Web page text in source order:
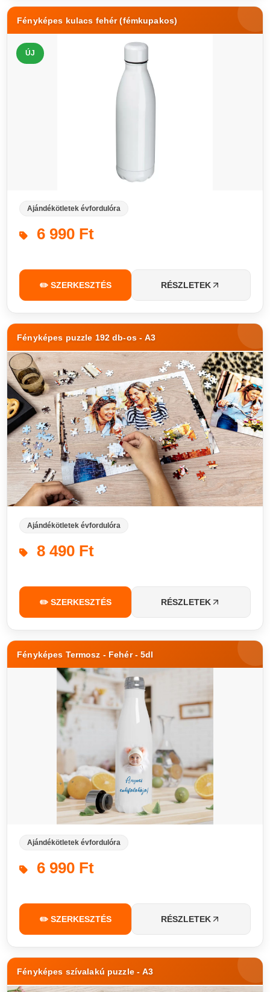
Fényképes kulacs fehér (fémkupakos)
ÚJ
Ajándékötletek évfordulóra
6 990 Ft
✏️ SZERKESZTÉS RÉSZLETEK
Fényképes puzzle 192 db-os - A3
Ajándékötletek évfordulóra
8 490 Ft
✏️ SZERKESZTÉS RÉSZLETEK
Fényképes Termosz - Fehér - 5dl
Ajándékötletek évfordulóra
6 990 Ft
✏️ SZERKESZTÉS RÉSZLETEK
Fényképes szívalakú puzzle - A3